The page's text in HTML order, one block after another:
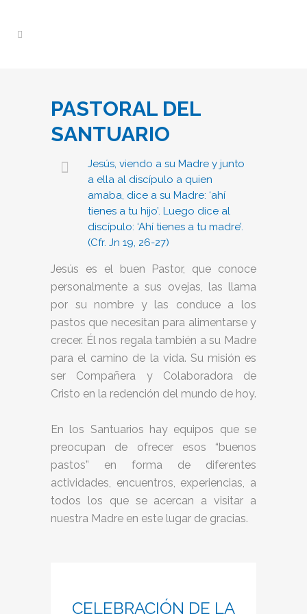
PASTORAL DEL
SANTUARIO
Jesús, viendo a su Madre y junto
a ella al discípulo a quien
amaba, dice a su Madre: ‘ahí
tienes a tu hijo’. Luego dice al
discípulo: ‘Ahí tienes a tu madre’.
(Cfr. Jn 19, 26-27)
Jesús es el buen Pastor, que conoce
personalmente a sus ovejas, las llama
por su nombre y las conduce a los
pastos que necesitan para alimentarse y
crecer. Él nos regala también a su Madre
para el camino de la vida. Su misión es
ser Compañera y Colaboradora de
Cristo en la redención del mundo de hoy.
En los Santuarios hay equipos que se
preocupan de ofrecer esos “buenos
pastos” en forma de diferentes
actividades, encuentros, experiencias, a
todos los que se acercan a visitar a
nuestra Madre en este lugar de gracias.
CELEBRACIÓN DE LA